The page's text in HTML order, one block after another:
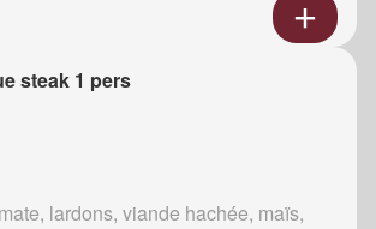
steak 1 pers
lardons, viande hachée, maïs,